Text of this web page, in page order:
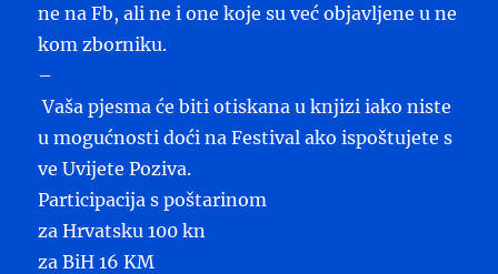
ne na Fb, ali ne i one koje su već objavljene u ne
kom zborniku.
–
Vaša pjesma će biti otiskana u knjizi iako niste
u mogućnosti doći na Festival ako ispoštujete s
ve Uvijete Poziva.
Participacija s poštarinom
za Hrvatsku 100 kn
za BiH 16 KM